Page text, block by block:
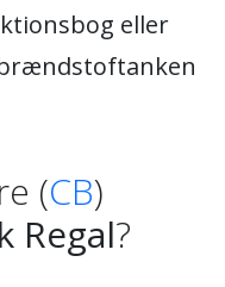
eller
(CB)
Regal?